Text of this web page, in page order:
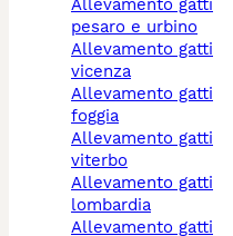
allevamento gatti
pesaro e urbino
allevamento gatti
vicenza
allevamento gatti
foggia
allevamento gatti
viterbo
allevamento gatti
lombardia
allevamento gatti